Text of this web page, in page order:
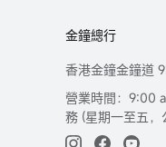
金鐘總行
香港金鐘金鐘道
營業時間：9:00
務 (星期一至五，